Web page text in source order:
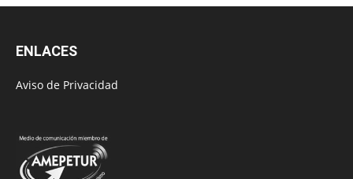
ENLACES
Aviso de Privacidad